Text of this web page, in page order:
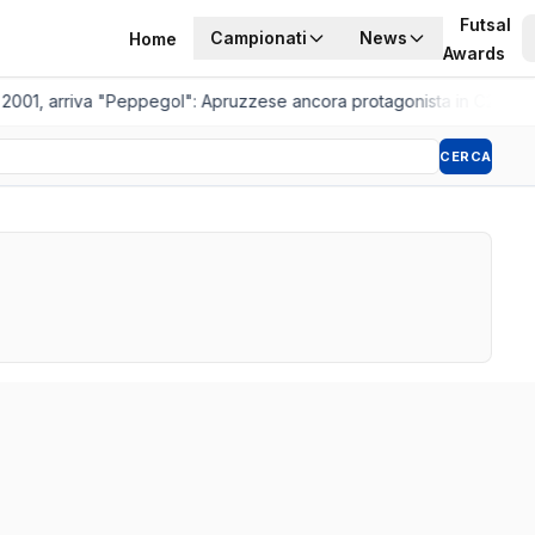
Home Campionati News
Futsal
Awards
arriva "Peppegol": Apruzzese ancora protagonista in C2
CERCA